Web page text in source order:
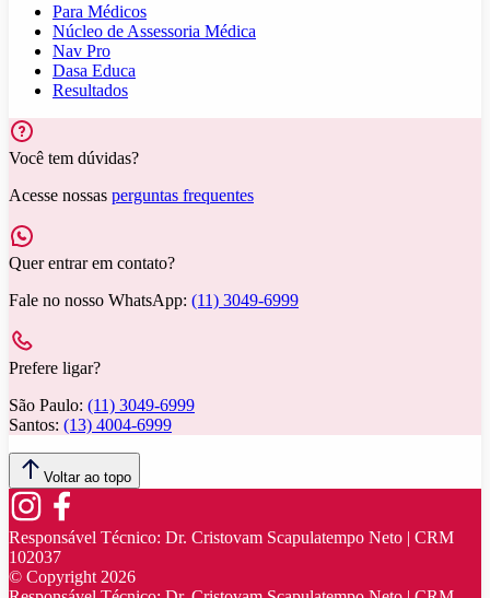
Para Médicos
Núcleo de Assessoria Médica
Nav Pro
Dasa Educa
Resultados
Você tem dúvidas?
Acesse nossas perguntas frequentes
Quer entrar em contato?
Fale no nosso WhatsApp: (11) 3049-6999
Prefere ligar?
São Paulo: (11) 3049-6999
Santos: (13) 4004-6999
Voltar ao topo
Responsável Técnico: Dr. Cristovam Scapulatempo Neto | CRM
102037
© Copyright 2026